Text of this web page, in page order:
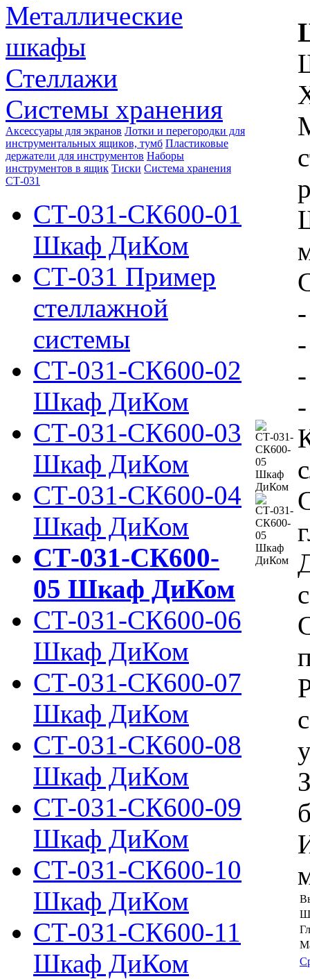
Металлические
шкафы
Стеллажи
Системы хранения
Аксессуары для экранов Лотки и перегородки для
инструментальных ящиков, тумб Пластиковые
держатели для инструментов Наборы
инструментов в ящик Тиски Система хранения
СТ-031
СТ-031-СК600-01
Шкаф ДиКом
СТ-031 Пример
стеллажной
системы
СТ-031-СК600-02
Шкаф ДиКом
СТ-031-СК600-03
Шкаф ДиКом
СТ-031-СК600-04
Шкаф ДиКом
СТ-031-СК600-
05 Шкаф ДиКом
СТ-031-СК600-06
Шкаф ДиКом
СТ-031-СК600-07
Шкаф ДиКом
СТ-031-СК600-08
Шкаф ДиКом
СТ-031-СК600-09
Шкаф ДиКом
СТ-031-СК600-10
Шкаф ДиКом
СТ-031-СК600-11
Шкаф ДиКом